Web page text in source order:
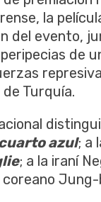
la
del evento,
de
Turquía.
azul; a
; a la iraní
Jung-